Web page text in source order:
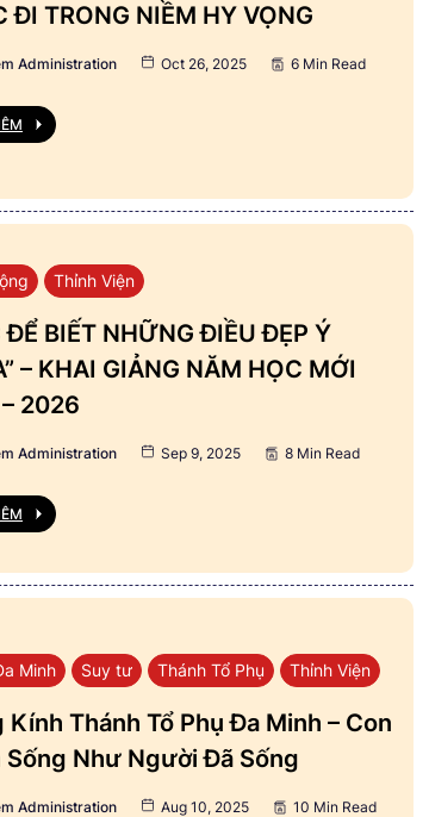
ĐI TRONG NIỀM HY VỌNG
Administration Oct 26, 2025 6 Min Read
Thỉnh Viện
ĐỂ BIẾT NHỮNG ĐIỀU ĐẸP Ý
– KHAI GIẢNG NĂM HỌC MỚI
2026
Administration Sep 9, 2025 8 Min Read
Minh Suy tư Thánh Tổ Phụ Thỉnh Viện
Kính Thánh Tổ Phụ Đa Minh – Con
Sống Như Người Đã Sống
Administration Aug 10, 2025 10 Min Read